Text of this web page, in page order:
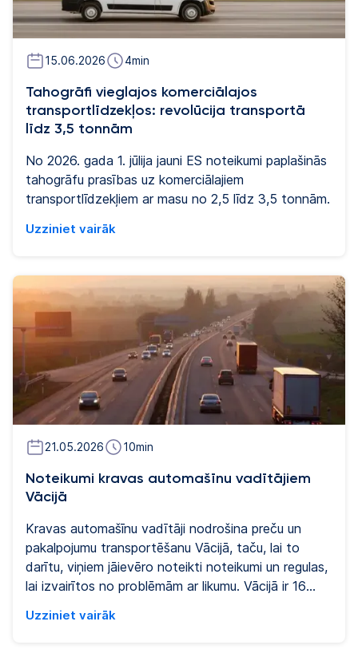
15.06.2026 4min
Tahogrāfi vieglajos komerciālajos
transportlīdzekļos: revolūcija transportā
līdz 3,5 tonnām
No 2026. gada 1. jūlija jauni ES noteikumi paplašinās
tahogrāfu prasības uz komerciālajiem
transportlīdzekļiem ar masu no 2,5 līdz 3,5 tonnām.
Uzziniet vairāk
21.05.2026 10min
Noteikumi kravas automašīnu vadītājiem
Vācijā
Kravas automašīnu vadītāji nodrošina preču un
pakalpojumu transportēšanu Vācijā, taču, lai to
darītu, viņiem jāievēro noteikti noteikumi un regulas,
lai izvairītos no problēmām ar likumu. Vācijā ir 16
noteikumi, kas jums jāievēro, veicot uzņēmējdarbību
Uzziniet vairāk